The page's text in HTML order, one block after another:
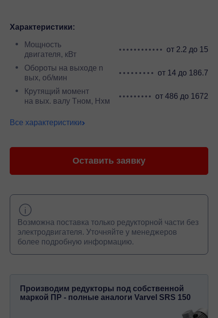
Характеристики:
Мощность
двигателя, кВт
от 2.2 до 15
Обороты на выходе n
вых, об/мин
от 14 до 186.7
Крутящий момент
на вых. валу Тном, Нхм
от 486 до 1672
Все характеристики
Оставить заявку
Возможна поставка только редукторной части без
электродвигателя. Уточняйте у менеджеров
более подробную информацию.
Производим редукторы под собственной
маркой ПР - полные аналоги Varvel SRS 150